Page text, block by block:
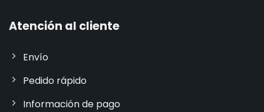
Atención al cliente
Envío
Pedido rápido
Información de pago